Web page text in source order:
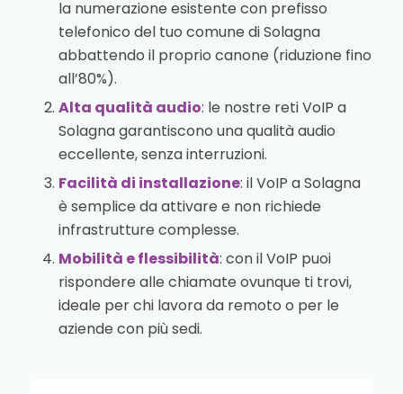
la numerazione esistente con prefisso
telefonico del tuo comune di Solagna
abbattendo il proprio canone (riduzione fino
all’80%).
Alta qualità audio: le nostre reti VoIP a
Solagna garantiscono una qualità audio
eccellente, senza interruzioni.
Facilità di installazione: il VoIP a Solagna
è semplice da attivare e non richiede
infrastrutture complesse.
Mobilità e flessibilità: con il VoIP puoi
rispondere alle chiamate ovunque ti trovi,
ideale per chi lavora da remoto o per le
aziende con più sedi.